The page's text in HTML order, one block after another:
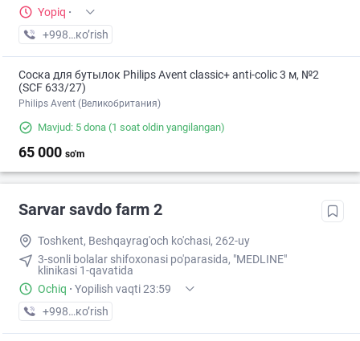
Yopiq ·
+998 (90) XXX-XX-XX
кo’rish
Соска для бутылок Philips Avent classic+ anti-colic 3 м, №2
(SCF 633/27)
Philips Avent (Великобритания)
Mavjud: 5 dona (1 soat oldin yangilangan)
65 000 so'm
Sarvar savdo farm 2
Toshkent, Beshqayrag'och ko'chasi, 262-uy
3-sonli bolalar shifoxonasi po'parasida, "MEDLINE"
klinikasi 1-qavatida
Ochiq · Yopilish vaqti 23:59
+998 (95) XXX-XX-XX
кo’rish